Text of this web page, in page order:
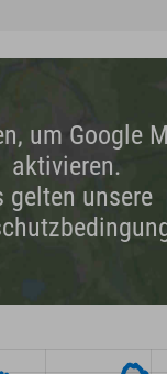
um Google
aktivieren.
gelten unsere